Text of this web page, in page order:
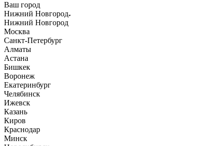
Ваш город
Нижний Новгород
Нижний Новгород
Москва
Санкт-Петербург
Алматы
Астана
Бишкек
Воронеж
Екатеринбург
Челябинск
Ижевск
Казань
Киров
Краснодар
Минск